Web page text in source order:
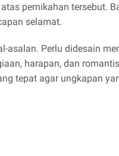
pernikahan tersebut.
selamat.
asalan. Perlu didesain
harapan, dan
tepat agar ungkapan